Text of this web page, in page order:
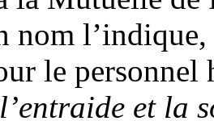
nom
le
et la